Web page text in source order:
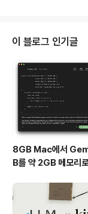
비자들이 더욱 빠르고 간
공합니다. 이 기능은 단
연결되는 통합 쇼핑 경
AI가 온라인 쇼핑에 가
대해 살펴보겠습니다.AI
아웃 - "B..
이 블로그 인기글
8GB Mac에서
B를 약 2GB 메모리